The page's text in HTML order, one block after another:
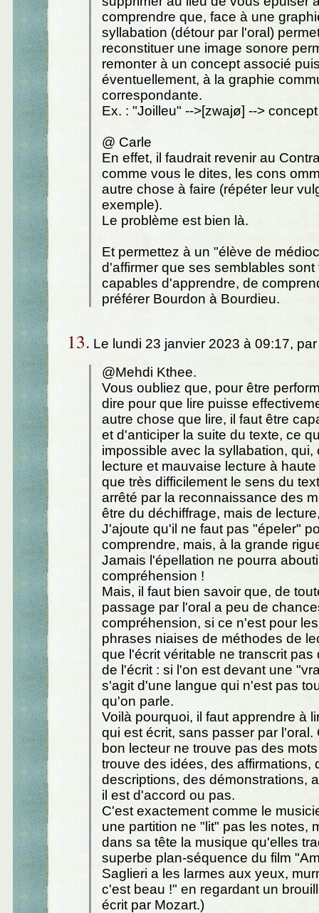
comprendre que, face à une
syllabation (détour par l'oral)
reconstituer une image sonore
remonter à un concept associé
éventuellement, à la graphie
correspondante.
Ex. : "Joilleu" -->[zwajø] -->
@ Carle
En effet, il faudrait revenir au
comme vous le dites, les cons
autre chose à faire (répéter leur
exemple).
Le problème est bien là.
Et permettez à un "élève de
d'affirmer que ses semblables sont
capables d'apprendre, de
préférer Bourdon à Bourdieu.
13. Le lundi 23 janvier 2023 à 09:17,
@Mehdi Kthee.
Vous oubliez que, pour être
dire pour que lire puisse
autre chose que lire, il faut être
et d'anticiper la suite du texte, ce
impossible avec la syllabation, qui,
lecture et mauvaise lecture à
que très difficilement le sens du
arrêté par la reconnaissance des
être du déchiffrage, mais de
J'ajoute qu'il ne faut pas "épeler"
comprendre, mais, à la grande
Jamais l'épellation ne pourra
compréhension !
Mais, il faut bien savoir que, de
passage par l'oral a peu de
compréhension, si ce n'est pour
phrases niaises de méthodes de
que l'écrit véritable ne transcrit pas
de l'écrit : si l'on est devant une
s'agit d'une langue qui n'est pas
qu'on parle.
Voilà pourquoi, il faut apprendre à
qui est écrit, sans passer par l'oral.
bon lecteur ne trouve pas des
trouve des idées, des affirmations,
descriptions, des démonstrations,
il est d'accord ou pas.
C'est exactement comme le
une partition ne "lit" pas les notes,
dans sa tête la musique qu'elles
superbe plan-séquence du film
Saglieri a les larmes aux yeux,
c'est beau !" en regardant un
écrit par Mozart.)